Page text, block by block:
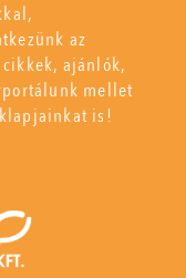
az
ajánlók,
mellet
is!